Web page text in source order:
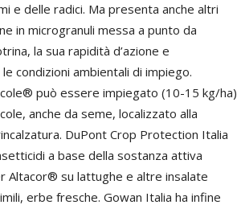
e delle radici. Ma presenta anche altri
in microgranuli messa a punto da
la sua rapidità d’azione e
condizioni ambientali di impiego.
può essere impiegato (10-15 kg/ha)
anche da seme, localizzato alla
DuPont Crop Protection Italia
a base della sostanza attiva
Altacor® su lattughe e altre insalate
erbe fresche. Gowan Italia ha infine